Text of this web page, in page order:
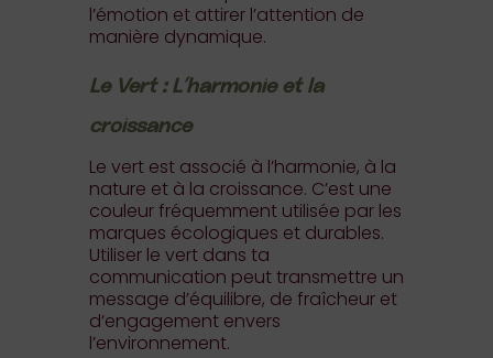
l’émotion et attirer l’attention de
manière dynamique.
Le Vert : L’harmonie et la
croissance
Le vert est associé à l’harmonie, à la
nature et à la croissance. C’est une
couleur fréquemment utilisée par les
marques écologiques et durables.
Utiliser le vert dans ta
communication peut transmettre un
message d’équilibre, de fraîcheur et
d’engagement envers
l’environnement.